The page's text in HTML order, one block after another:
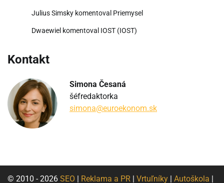
Julius Simsky komentoval Priemysel
Dwaewiel komentoval IOST (IOST)
Kontakt
Simona Česaná
šéfredaktorka
simona@euroekonom.sk
© 2010 - 2026 SEO | Reklama a PR | Vrtuľníky | Autoškola |